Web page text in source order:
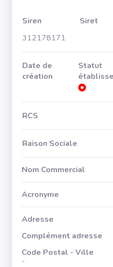
Siren Siret
312178171
Date de
création
Statut
RCS
Raison Sociale
Nom Commercial
Acronyme
Adresse
Complément adresse
Code Postal - Ville
-